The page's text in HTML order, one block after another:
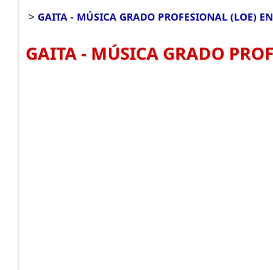
> GAITA - MÚSICA GRADO PROFESIONAL (LOE)
GAITA - MÚSICA GRADO